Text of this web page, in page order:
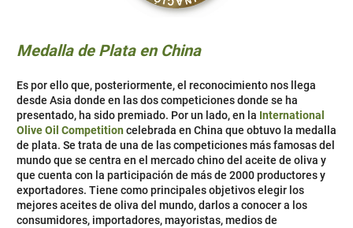
Medalla de Plata en China
Es por ello que, posteriormente, el reconocimiento nos llega
desde Asia donde en las dos competiciones donde se ha
presentado, ha sido premiado. Por un lado, en la International
Olive Oil Competitioncelebrada en China que obtuvo la medalla
de plata. Se trata de una de las competiciones más famosas del
mundo que se centra en el mercado chino del aceite de oliva y
que cuenta con la participación de más de 2000 productores y
exportadores. Tiene como principales objetivos elegir los
mejores aceites de oliva del mundo, darlos a conocer a los
consumidores, importadores, mayoristas, medios de